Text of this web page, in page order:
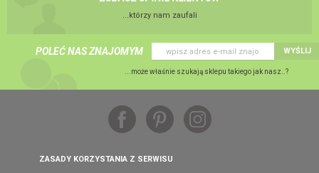
...którzy nam zaufali
POLEĆ NAS ZNAJOMYM WYŚLIJ
...może właśnie szukają sklepu takiego jak nasz..?
ZASADY KORZYSTANIA Z SERWISU